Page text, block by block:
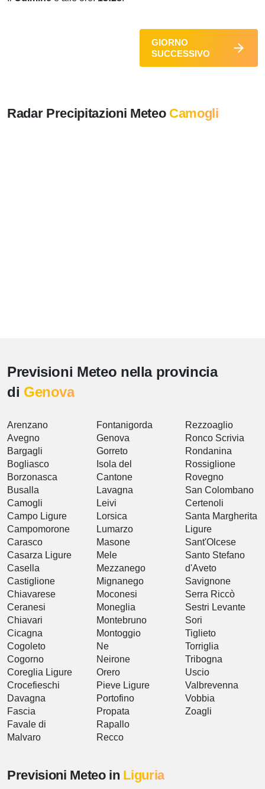
GIORNO
SUCCESSIVO
Radar Precipitazioni Meteo Camogli
Previsioni Meteo nella provincia
di Genova
Arenzano
Avegno
Bargagli
Bogliasco
Borzonasca
Busalla
Camogli
Campo Ligure
Campomorone
Carasco
Casarza Ligure
Casella
Castiglione
Chiavarese
Ceranesi
Chiavari
Cicagna
Cogoleto
Cogorno
Coreglia Ligure
Crocefieschi
Davagna
Fascia
Favale di
Malvaro
Fontanigorda
Genova
Gorreto
Isola del
Cantone
Lavagna
Leivi
Lorsica
Lumarzo
Masone
Mele
Mezzanego
Mignanego
Moconesi
Moneglia
Montebruno
Montoggio
Ne
Neirone
Orero
Pieve Ligure
Portofino
Propata
Rapallo
Recco
Rezzoaglio
Ronco Scrivia
Rondanina
Rossiglione
Rovegno
San Colombano
Certenoli
Santa Margherita
Ligure
Sant'Olcese
Santo Stefano
d'Aveto
Savignone
Serra Riccò
Sestri Levante
Sori
Tiglieto
Torriglia
Tribogna
Uscio
Valbrevenna
Vobbia
Zoagli
Previsioni Meteo in Liguria